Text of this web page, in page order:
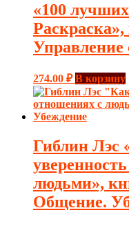
«100
274.00 ₽ В корзину
Гиблин Лэс
людьми»,
Общение.